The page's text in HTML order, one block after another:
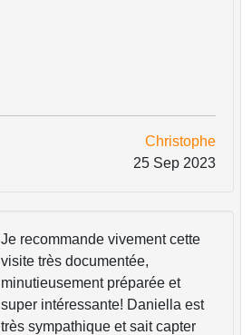
Christophe
25 Sep 2023
Je recommande vivement cette
visite très documentée,
minutieusement préparée et
super intéressante! Daniella est
très sympathique et sait capter